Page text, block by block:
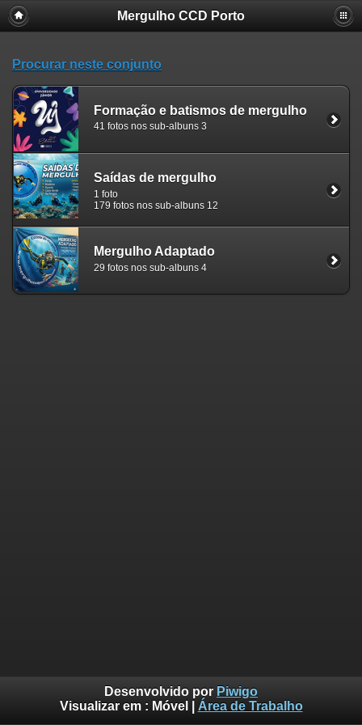
Mergulho CCD Porto
Procurar neste conjunto
Formação e batismos de mergulho
41 fotos nos sub-albuns 3
Saídas de mergulho
1 foto
179 fotos nos sub-albuns 12
Mergulho Adaptado
29 fotos nos sub-albuns 4
Desenvolvido por Piwigo
Visualizar em : Móvel Área de Trabalho